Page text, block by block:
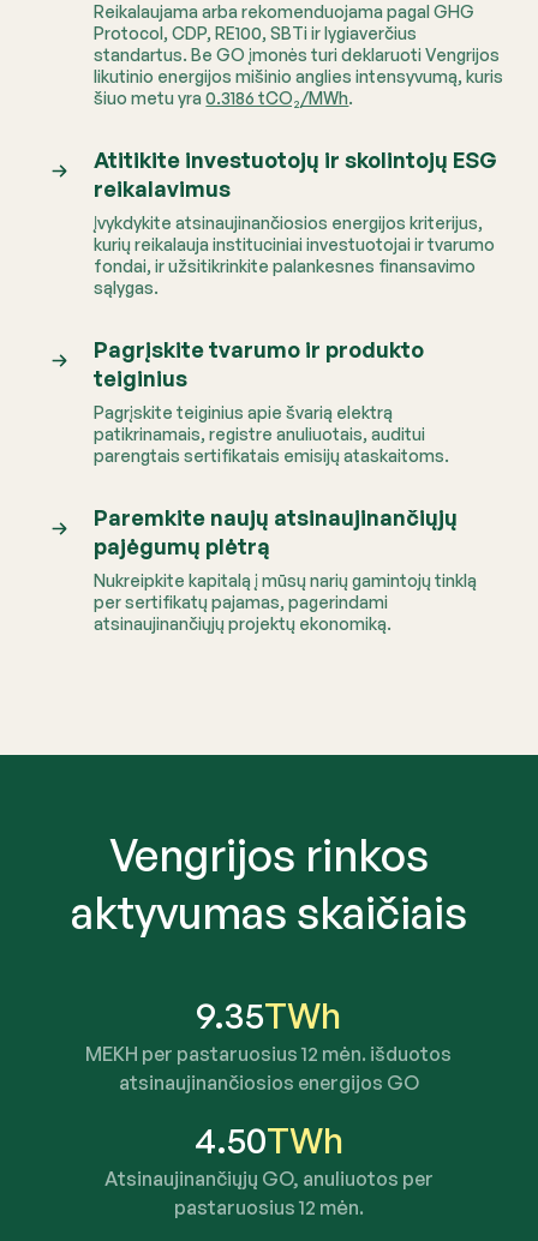
Reikalaujama arba rekomenduojama pagal GHG
Protocol, CDP, RE100, SBTi ir lygiaverčius
standartus.Be GO įmonės turi deklaruoti Vengrijos
likutinio energijos mišinio anglies intensyvumą, kuris
šiuo metu yra0.3186 tCO₂/MWh.
Atitikite investuotojų ir skolintojų ESG
reikalavimus
Įvykdykite atsinaujinančiosios energijos kriterijus,
kurių reikalauja instituciniai investuotojai ir tvarumo
fondai, ir užsitikrinkite palankesnes finansavimo
sąlygas.
Pagrįskite tvarumo ir produkto
teiginius
Pagrįskite teiginius apie švarią elektrą
patikrinamais, registre anuliuotais, auditui
parengtais sertifikatais emisijų ataskaitoms.
Paremkite naujų atsinaujinančiųjų
pajėgumų plėtrą
Nukreipkite kapitalą į mūsų narių gamintojų tinklą
per sertifikatų pajamas, pagerindami
atsinaujinančiųjų projektų ekonomiką.
9.35TWh
MEKH per pastaruosius 12 mėn. išduotos
atsinaujinančiosios energijos GO
4.50TWh
Atsinaujinančiųjų GO, anuliuotos per
pastaruosius 12 mėn.
Vengrijos rinkos
aktyvumas skaičiais